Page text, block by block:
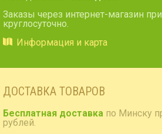
Заказы через интернет-магазин
круглосуточно.
Информация и карта
ДОСТАВКА ТОВАРОВ
Бесплатная доставка по Минску
рублей.